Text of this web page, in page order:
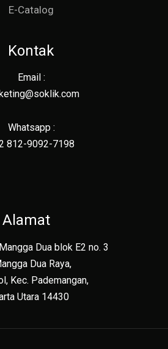
E-Catalog
Kontak
Email :
Whatsapp :
812-9092-7198
Alamat
Dua blok E2 no. 3
Dua Raya,
Kec. Pademangan,
Utara 14430